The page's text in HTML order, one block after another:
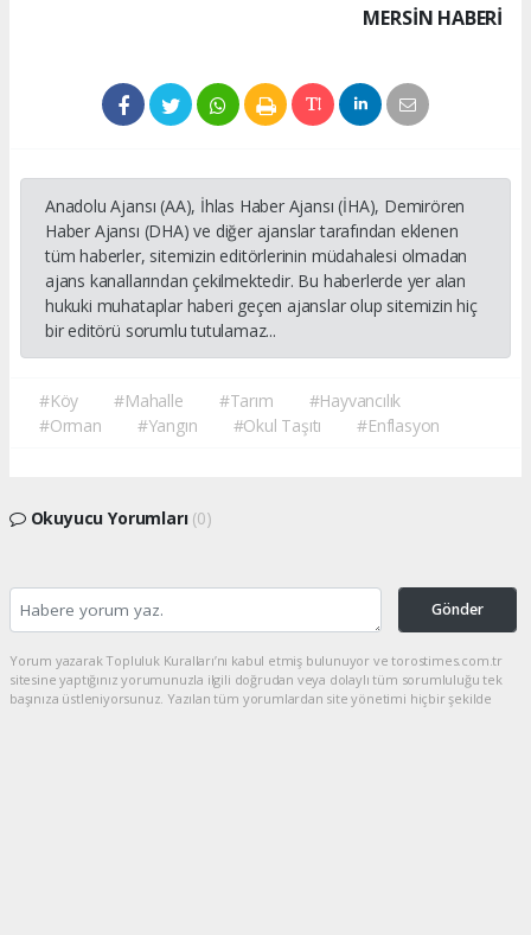
MERSIN HABERİ
Anadolu Ajansı (AA), İhlas Haber Ajansı (İHA), Demirören
Haber Ajansı (DHA) ve diğer ajanslar tarafından eklenen
tüm haberler, sitemizin editörlerinin müdahalesi olmadan
ajans kanallarından çekilmektedir. Bu haberlerde yer alan
hukuki muhataplar haberi geçen ajanslar olup sitemizin hiç
bir editörü sorumlu tutulamaz...
#Köy #Mahalle #Tarım
#Hayvancılık
#Orman
#Yangın #Okul Taşıtı #Enflasyon
Okuyucu Yorumları (0)
Gönder
Yorum yazarak Topluluk Kuralları’nı kabul etmiş bulunuyor ve torostimes.com.tr
sitesine yaptığınız yorumunuzla ilgili doğrudan veya dolaylı tüm sorumluluğu tek
başınıza üstleniyorsunuz. Yazılan tüm yorumlardan site yönetimi hiçbir şekilde